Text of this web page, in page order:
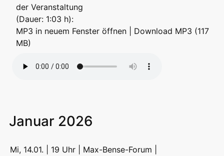
der Veranstaltung
(Dauer: 1:03 h):
MP3 in neuem Fenster öffnen
Download MP3 (117
MB)
Januar 2026
Mi, 14.01. | 19 Uhr | Max-Bense-Forum |